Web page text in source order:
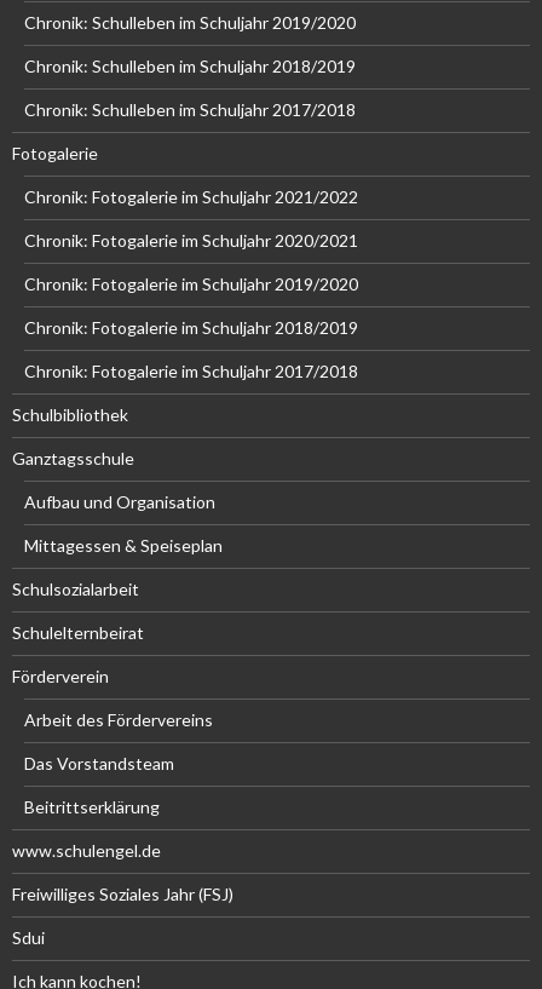
Chronik: Schulleben im Schuljahr 2019/2020
Chronik: Schulleben im Schuljahr 2018/2019
Chronik: Schulleben im Schuljahr 2017/2018
Fotogalerie
Chronik: Fotogalerie im Schuljahr 2021/2022
Chronik: Fotogalerie im Schuljahr 2020/2021
Chronik: Fotogalerie im Schuljahr 2019/2020
Chronik: Fotogalerie im Schuljahr 2018/2019
Chronik: Fotogalerie im Schuljahr 2017/2018
Schulbibliothek
Ganztagsschule
Aufbau und Organisation
Mittagessen & Speiseplan
Schulsozialarbeit
Schulelternbeirat
Förderverein
Arbeit des Fördervereins
Das Vorstandsteam
Beitrittserklärung
www.schulengel.de
Freiwilliges Soziales Jahr (FSJ)
Sdui
Ich kann kochen!